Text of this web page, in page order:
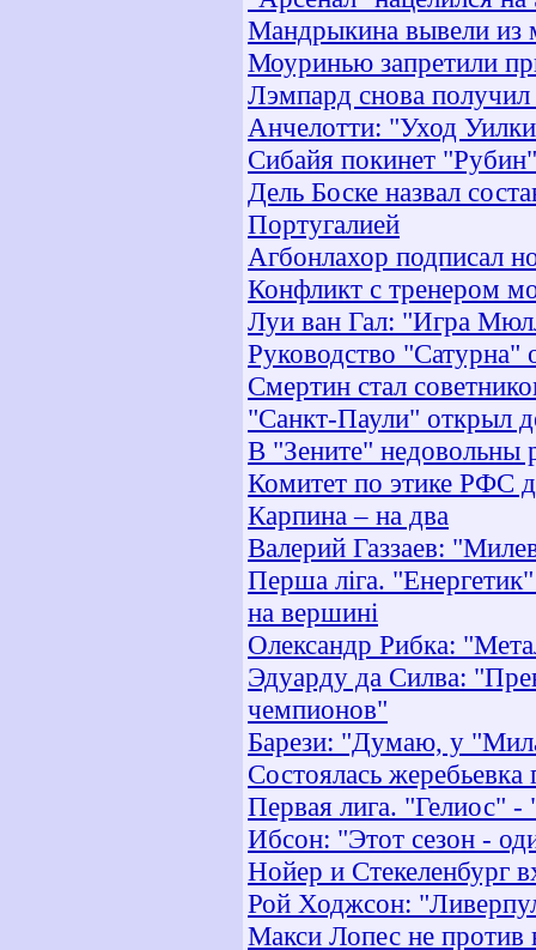
Мандрыкина вывели из
Моуринью запретили
Лэмпард снова
Анчелотти: "Уход
Сибайя покинет
Дель Боске назвал
Португалией
Агбонлахор подписал
Конфликт с тренером
Луи ван Гал: "Игра
Руководство
Смертин стал
"Санкт-Паули" открыл
В "Зените" недовольны
Комитет по этике РФС
Карпина – на два
Валерий Газзаев:
Перша ліга.
на вершині
Олександр Рибка:
Эдуарду да Силва:
чемпионов"
Барези: "Думаю, у
Cостоялась
Первая лига. "Гелиос"
Ибсон: "Этот сезон -
Нойер и Стекеленбург
Рой Ходжсон:
Макси Лопес не против